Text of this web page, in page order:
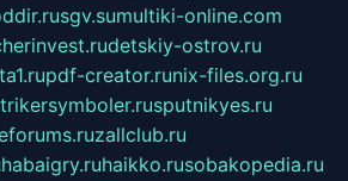
sgv.sumultiki-online.com
detskiy-ostrov.ru
pdf-creator.runix-files.org.ru
sputnikyes.ru
zallclub.ru
habaigry.ruhaikko.rusobakopedia.ru